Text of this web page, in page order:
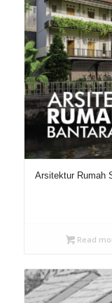
Arsitektur Rumah
Read